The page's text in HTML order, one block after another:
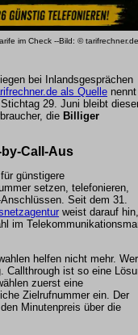
im Check --Bild: © tarifrechner.de
bei Inlandsgesprächen
als Quelle
29. Juni bleibt
die Billiger
Call-Aus
günstigere
setzen, telefonieren,
Seit dem 31.
weist darauf hin,
im
helfen nicht mehr. Wer
Callthrough ist so eine
zuerst eine
Zielrufnummer ein. Der
Minutenpreis über die